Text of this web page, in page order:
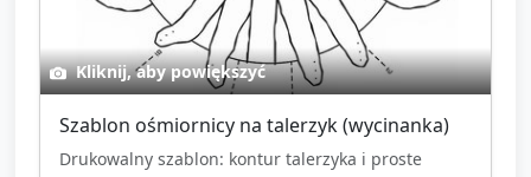
Kliknij, aby powiększyć
Szablon ośmiornicy na talerzyk (wycinanka)
Drukowalny szablon: kontur talerzyka i proste